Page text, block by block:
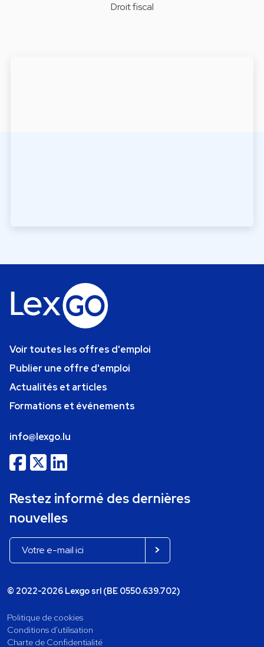
Droit fiscal
Voir toutes les offres d'emploi
Publier une offre d'emploi
Actualités et articles
Formations et événements
info@lexgo.lu
Restez informé des dernières
nouvelles
© 2022-2026 Lexgo srl (BE 0550.639.702)
Politique de cookies
Conditions d'utilisation
Charte de Confidentialité